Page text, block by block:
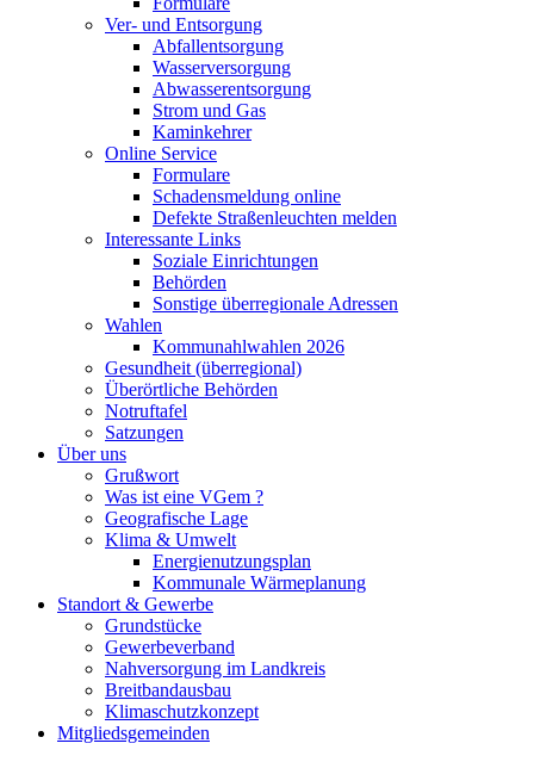
Ver- und Entsorgung
Abfallentsorgung
Wasserversorgung
Abwasserentsorgung
Strom und Gas
Kaminkehrer
Online Service
Formulare
Schadensmeldung online
Defekte Straßenleuchten melden
Interessante Links
Soziale Einrichtungen
Behörden
Sonstige überregionale Adressen
Wahlen
Kommunahlwahlen 2026
Gesundheit (überregional)
Überörtliche Behörden
Notruftafel
Satzungen
Über uns
Grußwort
Was ist eine VGem ?
Geografische Lage
Klima & Umwelt
Energienutzungsplan
Kommunale Wärmeplanung
Standort & Gewerbe
Grundstücke
Gewerbeverband
Nahversorgung im Landkreis
Breitbandausbau
Klimaschutzkonzept
Mitgliedsgemeinden